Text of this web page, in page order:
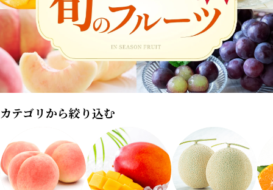
カテゴリから絞り込む